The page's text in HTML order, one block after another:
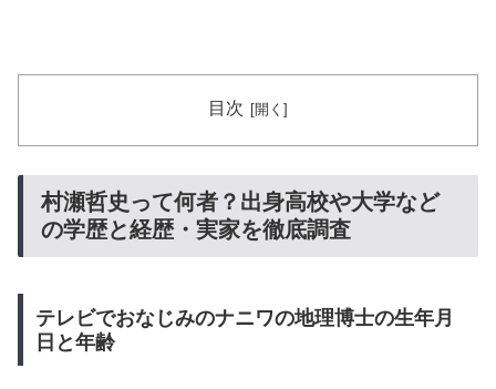
目次
村瀬哲史って何者？出身高校や大学など
の学歴と経歴・実家を徹底調査
テレビでおなじみのナニワの地理博士の生年月
日と年齢